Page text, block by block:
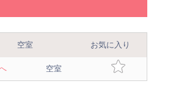
空室 お気に入り
空室